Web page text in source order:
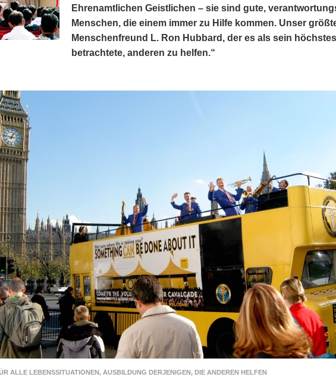
Ehrenamtlichen Geistlichen – sie sind gute,
Menschen, die einem immer zu Hilfe kommen. Unser
Menschenfreund L. Ron Hubbard, der es als sein
betrachtete, anderen zu helfen.“
ALLE LEBENSSITUATIONEN, AUSBILDUNG DERJENIGEN, DIE ANDEREN HELFEN